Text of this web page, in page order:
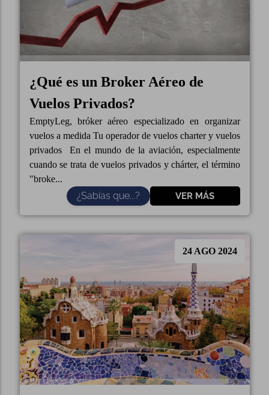
¿Qué es un Broker Aéreo de
Vuelos Privados?
EmptyLeg, bróker aéreo especializado en organizar
vuelos a medida Tu operador de vuelos charter y vuelos
privados En el mundo de la aviación, especialmente
cuando se trata de vuelos privados y chárter, el término
"broke...
¿Sabías que...? VER MÁS
24 AGO 2024